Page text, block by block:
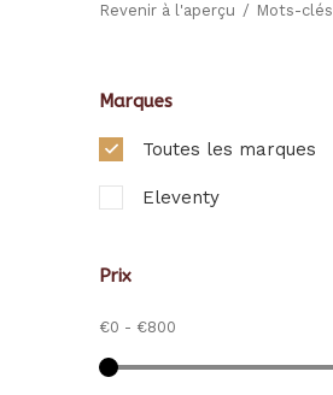
Revenir à l'aperçu Mots-clés
Marques
Toutes les marques
Eleventy
Prix
€0 - €800